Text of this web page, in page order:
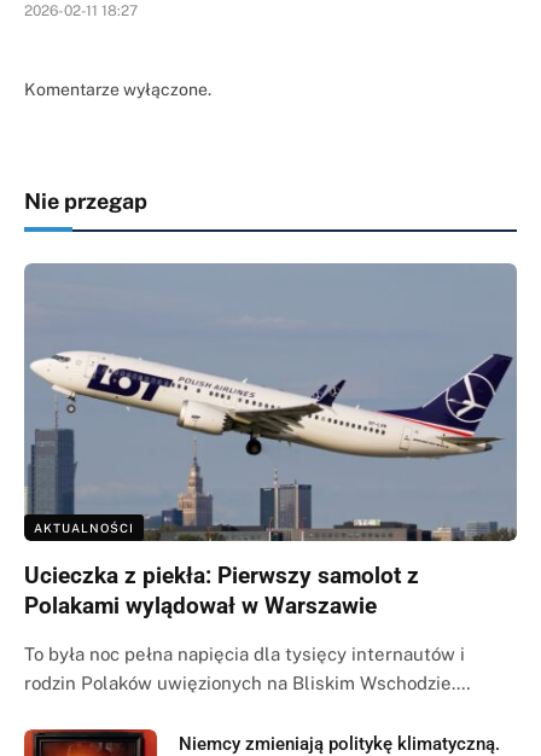
2026-02-11 18:27
Komentarze wyłączone.
Nie przegap
AKTUALNOŚCI
Ucieczka z piekła: Pierwszy samolot z
Polakami wylądował w Warszawie
To była noc pełna napięcia dla tysięcy internautów i
rodzin Polaków uwięzionych na Bliskim Wschodzie.…
Niemcy zmieniają politykę klimatyczną.